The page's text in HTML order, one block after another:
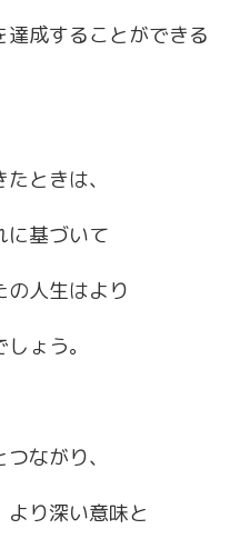
成することができる
ときは、
に基づいて
の人生はより
ょう。
ながり、
り深い意味と